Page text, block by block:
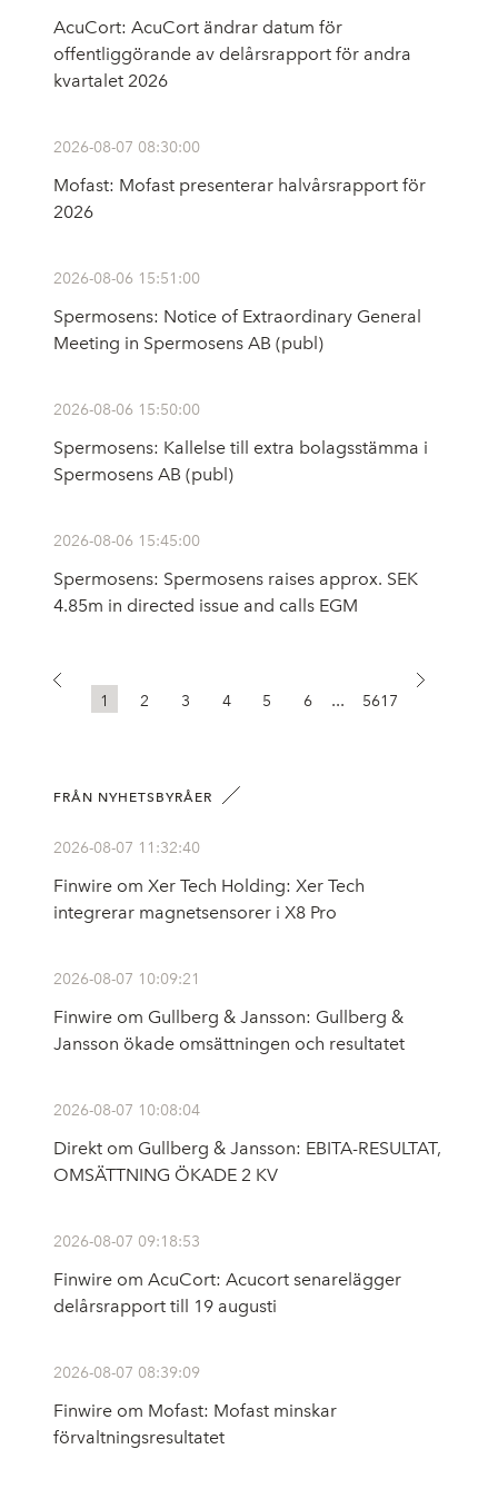
AcuCort: AcuCort ändrar datum för
offentliggörande av delårsrapport för andra
kvartalet 2026
2026-08-07 08:30:00
Mofast: Mofast presenterar halvårsrapport för
2026
2026-08-06 15:51:00
Spermosens: Notice of Extraordinary General
Meeting in Spermosens AB (publ)
2026-08-06 15:50:00
Spermosens: Kallelse till extra bolagsstämma i
Spermosens AB (publ)
2026-08-06 15:45:00
Spermosens: Spermosens raises approx. SEK
4.85m in directed issue and calls EGM
1 2 3 4 5 6 ... 5617
FRÅN NYHETSBYRÅER
2026-08-07 11:32:40
Finwire om Xer Tech Holding: Xer Tech
integrerar magnetsensorer i X8 Pro
2026-08-07 10:09:21
Finwire om Gullberg & Jansson: Gullberg &
Jansson ökade omsättningen och resultatet
2026-08-07 10:08:04
Direkt om Gullberg & Jansson: EBITA-RESULTAT,
OMSÄTTNING ÖKADE 2 KV
2026-08-07 09:18:53
Finwire om AcuCort: Acucort senarelägger
delårsrapport till 19 augusti
2026-08-07 08:39:09
Finwire om Mofast: Mofast minskar
förvaltningsresultatet